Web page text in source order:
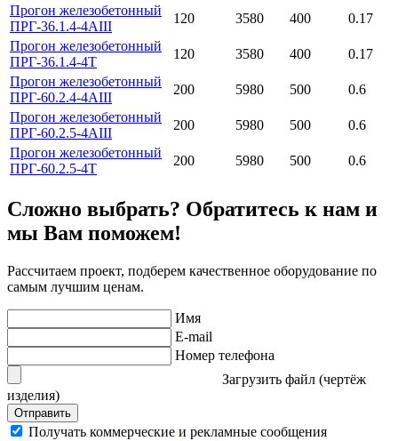
Прогон железобетонный
ПРГ-36.1.4-4АIII
120 3580 400
0.17
Прогон железобетонный
ПРГ-36.1.4-4Т
120 3580 400
0.17
Прогон железобетонный
ПРГ-60.2.4-4АIII
200 5980 500
0.6
Прогон железобетонный
ПРГ-60.2.5-4АIII
200 5980 500
0.6
Прогон железобетонный
ПРГ-60.2.5-4Т
200 5980 500 0.6
Сложно выбрать? Обратитесь к нам и
мы Вам поможем!
Рассчитаем проект, подберем качественное оборудование по
самым лучшим ценам.
Имя
E-mail
Номер телефона
Загрузить файл (чертёж
изделия)
Отправить
Получать коммерческие и рекламные сообщения